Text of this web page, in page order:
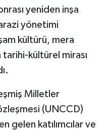
yeniden inşa
yönetimi
kültürü, mera
kültürel mirası
Milletler
(UNCCD)
gelen katılımcılar ve